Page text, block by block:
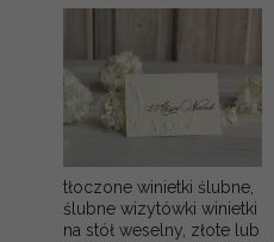
tłoczone winietki ślubne,
ślubne wizytówki winietki
na stół weselny, złote lub